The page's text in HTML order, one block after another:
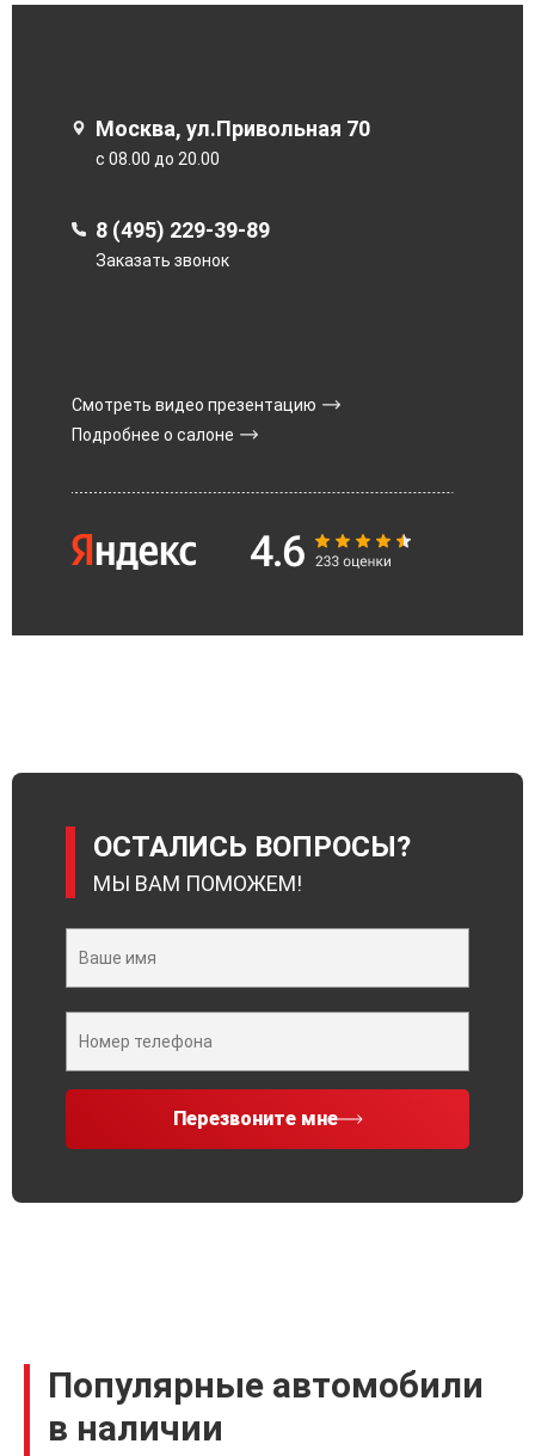
Москва, ул.Привольная 70
с 08.00 до 20.00
8 (495) 229-39-89
Заказать звонок
Смотреть видео презентацию
Подробнее о салоне
ОСТАЛИСЬ ВОПРОСЫ?
МЫ ВАМ ПОМОЖЕМ!
Перезвоните мне
Популярные автомобили
в наличии